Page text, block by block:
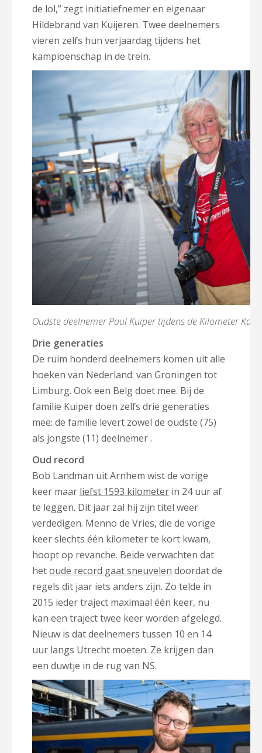
de lol,” zegt initiatiefnemer en eigenaar
Hildebrand van Kuijeren. Twee deelnemers
vieren zelfs hun verjaardag tijdens het
kampioenschap in de trein.
Oudste deelnemer Paul Kuiper tijdens de Kilometer
Drie generaties
De ruim honderd deelnemers komen uit alle
hoeken van Nederland: van Groningen tot
Limburg. Ook een Belg doet mee. Bij de
familie Kuiper doen zelfs drie generaties
mee: de familie levert zowel de oudste (75)
als jongste (11) deelnemer .
Oud record
Bob Landman uit Arnhem wist de vorige
keer maar liefst 1593 kilometer in 24 uur af
te leggen. Dit jaar zal hij zijn titel weer
verdedigen. Menno de Vries, die de vorige
keer slechts één kilometer te kort kwam,
hoopt op revanche. Beide verwachten dat
hetoude record gaat sneuvelen doordat de
regels dit jaar iets anders zijn. Zo telde in
2015 ieder traject maximaal één keer, nu
kan een traject twee keer worden afgelegd.
Nieuw is dat deelnemers tussen 10 en 14
uur langs Utrecht moeten. Ze krijgen dan
een duwtje in de rug van NS.